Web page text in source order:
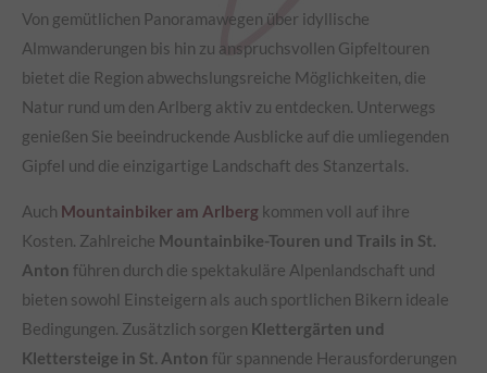
Von gemütlichen Panoramawegen über idyllische
Almwanderungen bis hin zu anspruchsvollen Gipfeltouren
bietet die Region abwechslungsreiche Möglichkeiten, die
Natur rund um den Arlberg aktiv zu entdecken. Unterwegs
genießen Sie beeindruckende Ausblicke auf die umliegenden
Gipfel und die einzigartige Landschaft des Stanzertals.
Auch Mountainbiker am Arlberg kommen voll auf ihre
Kosten. Zahlreiche Mountainbike-Touren und Trails in St.
Anton führen durch die spektakuläre Alpenlandschaft und
bieten sowohl Einsteigern als auch sportlichen Bikern ideale
Bedingungen. Zusätzlich sorgen Klettergärten und
Klettersteige in St. Anton für spannende Herausforderungen